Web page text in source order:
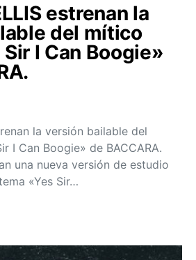
estrenan la
del mítico
I Can Boogie»
la versión bailable del
I Can Boogie» de BACCARA.
una nueva versión de estudio
«Yes Sir…